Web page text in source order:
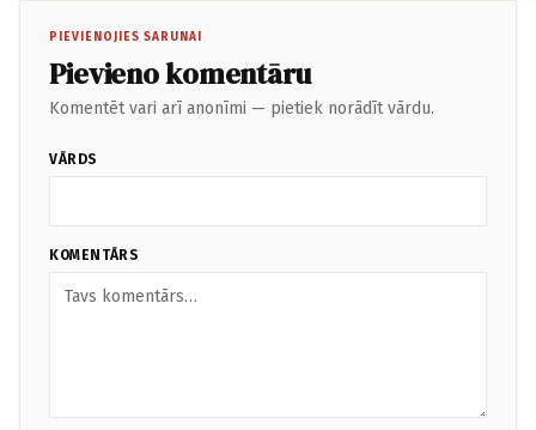
PIEVIENOJIES SARUNAI
Pievieno komentāru
Komentēt vari arī anonīmi — pietiek norādīt vārdu.
VĀRDS
KOMENTĀRS